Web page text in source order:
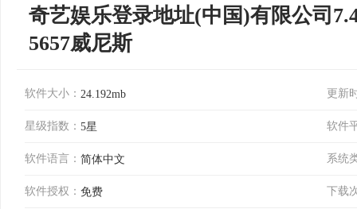
奇艺娱乐登录地址(中国)有限公司
5657威尼斯
软件大小： 24.192mb 更新
星级指数： 5星 软件
软件语言： 简体中文 系统
软件授权： 免费 下载